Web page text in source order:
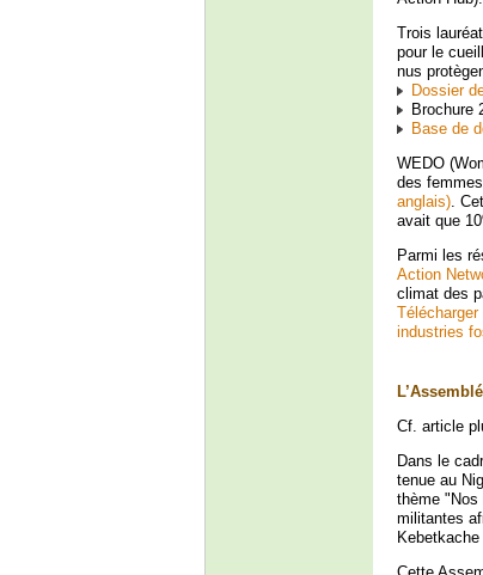
Trois
pour le
nus
Dossier
Brochure
Base de
WEDO
des
anglais).
avait que
Parmi les
Action
climat des
industries
Cf. article
Dans le
tenue au
thème "Nos
militantes